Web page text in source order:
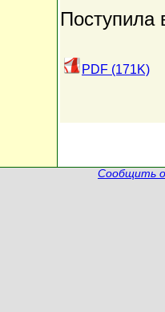
Поступила
PDF (171K)
Сообщить о